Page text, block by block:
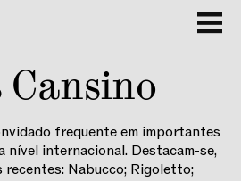
frequente em importantes
nível internacional. Destacam-se,
recentes: Nabucco; Rigoletto;